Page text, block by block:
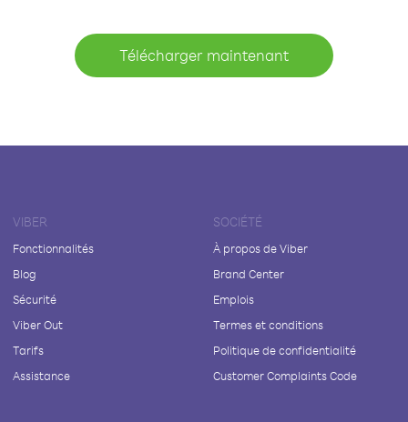
Télécharger maintenant
VIBER
Fonctionnalités
Blog
Sécurité
Viber Out
Tarifs
Assistance
SOCIÉTÉ
À propos de Viber
Brand Center
Emplois
Termes et conditions
Politique de confidentialité
Customer Complaints Code